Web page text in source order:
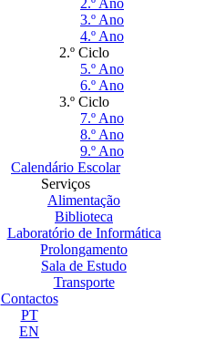
2.º Ano
3.º Ano
4.º Ano
2.º Ciclo
5.º Ano
6.º Ano
3.º Ciclo
7.º Ano
8.º Ano
9.º Ano
Calendário Escolar
Serviços
Alimentação
Biblioteca
Laboratório de Informática
Prolongamento
Sala de Estudo
Transporte
Contactos
PT
EN